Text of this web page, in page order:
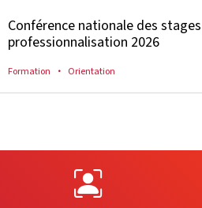
Conférence nationale des
professionnalisation 2026
Formation Orientation